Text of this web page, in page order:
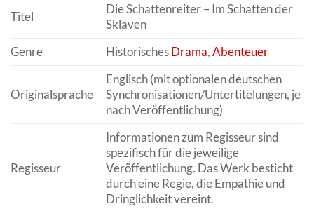
Titel
Die Schattenreiter – Im Schatten der
Sklaven
Genre
HistorischesDrama,Abenteuer
Originalsprache
Englisch (mit optionalen deutschen
Synchronisationen/Untertitelungen, je
nach Veröffentlichung)
Regisseur
Informationen zum Regisseur sind
spezifisch für die jeweilige
Veröffentlichung. Das Werk besticht
durch eine Regie, die Empathie und
Dringlichkeit vereint.